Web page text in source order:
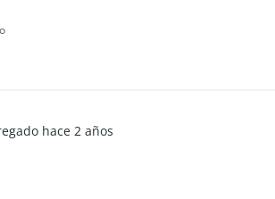
hace 2 años